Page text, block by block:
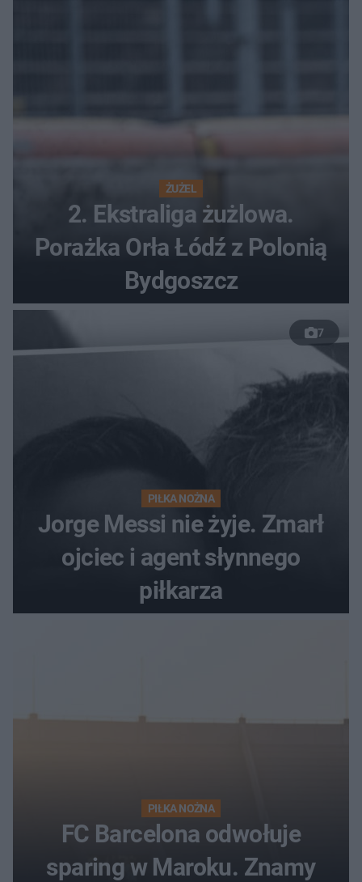
ŻUŻEL
2. Ekstraliga żużlowa.
Porażka Orła Łódź z Polonią
Bydgoszcz
7
PIŁKA NOŻNA
Jorge Messi nie żyje. Zmarł
ojciec i agent słynnego
piłkarza
PIŁKA NOŻNA
FC Barcelona odwołuje
sparing w Maroku. Znamy